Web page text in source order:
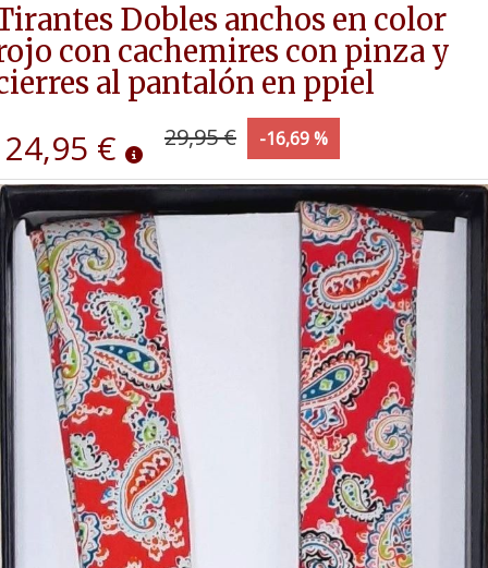
Dobles anchos en color
con cachemires con pinza y
al pantalón en ppiel
24,95 € 29,95 € -16,69 %